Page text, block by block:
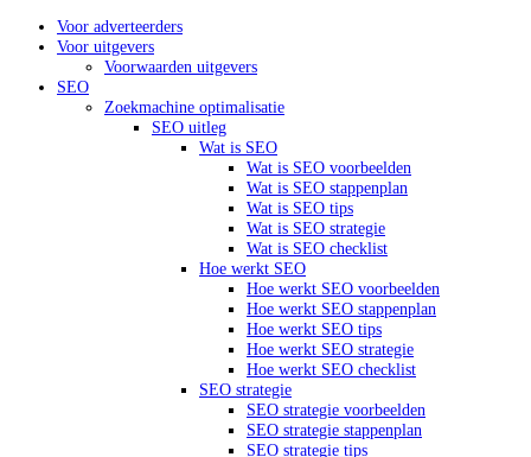
Voor adverteerders
Voor uitgevers
Voorwaarden uitgevers
SEO
Zoekmachine optimalisatie
SEO uitleg
Wat is SEO
Wat is SEO voorbeelden
Wat is SEO stappenplan
Wat is SEO tips
Wat is SEO strategie
Wat is SEO checklist
Hoe werkt SEO
Hoe werkt SEO voorbeelden
Hoe werkt SEO stappenplan
Hoe werkt SEO tips
Hoe werkt SEO strategie
Hoe werkt SEO checklist
SEO strategie
SEO strategie voorbeelden
SEO strategie stappenplan
SEO strategie tips